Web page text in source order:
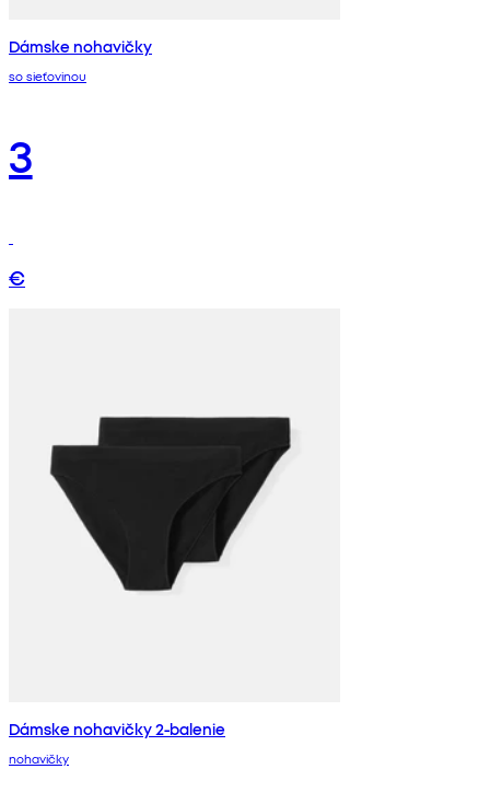
Dámske nohavičky
so sieťovinou
3
€
Dámske nohavičky 2-balenie
nohavičky